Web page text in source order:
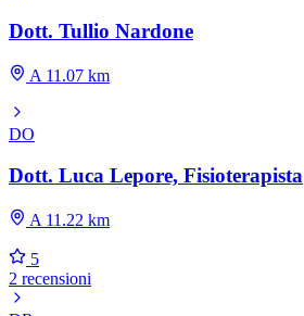
Dott. Tullio Nardone
A 11.07 km
DO
Dott. Luca Lepore, Fisioterapista
A 11.22 km
5
2 recensioni